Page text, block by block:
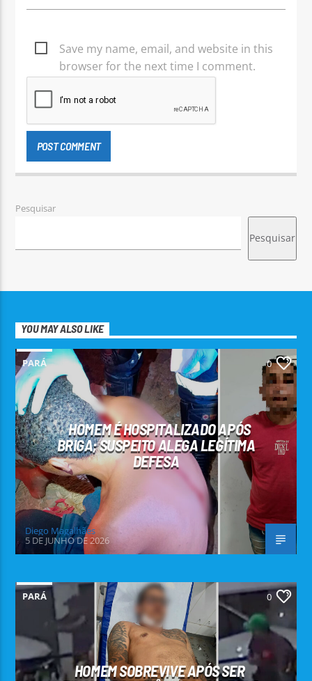
Save my name, email, and website in this
browser for the next time I comment.
Pesquisar
Pesquisar
YOU MAY ALSO LIKE
PARÁ 0
HOMEM É HOSPITALIZADO APÓS
BRIGA; SUSPEITO ALEGA LEGÍTIMA
DEFESA
Diego Magalhães
5 DE JUNHO DE 2026
PARÁ 0
HOMEM SOBREVIVE APÓS SER